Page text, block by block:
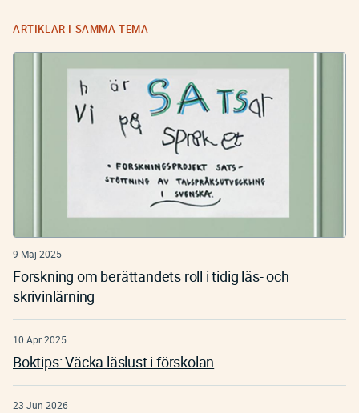
ARTIKLAR I SAMMA TEMA
9 Maj 2025
Forskning om berättandets roll i tidig läs- och
skrivinlärning
10 Apr 2025
Boktips: Väcka läslust i förskolan
23 Jun 2026